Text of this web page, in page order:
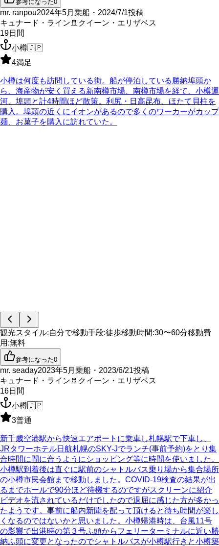
参考になった0
mr. ranpou2024年5月乗船・2024/7/1投稿
キュナード・ライン 🚢 クイーン・エリザベス
19日間
小樽🇯🇵
4満足
小樽は何度も訪問している街。船が停泊している勝納埠頭か
ら、海産物が安く買える新南樽市場、南樽市場を経て、小樽運
河、埠頭と計4時間ほど散策。利尻・日高昆布、ほたて貝柱を
購入。埠頭の近くにイオンがあるので多くのワーカーがカップ
麺、お菓子を購入に訪れていた。
観光スタイル:自分で移動手段:徒歩移動時間:30〜60分移動費
用 :無料
参考になった0
mr. seaday2023年5月乗船・2023/6/21投稿
キュナード・ライン 🚢 クイーン・エリザベス
16日間
小樽🇯🇵
3普通
新千歳空港駅から快速エアポートに乗車し札幌駅で下車し、
JRタワーホテル日航札幌のSKY-Jでランチ(事前予約)をとり集
合時間に間に合うようにショッピング等に時間を使いました。
小樽駅到着後は直ぐに駅前のシャトルバス乗り場から集合場所
の小樽市民会館まで移動しました。COVID-19検査の結果が出
るまでホールで90分ほど待機するのですがスクリーンに紹介
ビデオを流されているだけでしたので退屈に感じた方が多かっ
たようです。事前に船内新聞を配って頂けると待ち時間が楽し
くなるのではないかと思いました。小樽帰港時は、台風11号
の影響で出港時の第３号ふ頭からフェリーターミナルに近い勝
納ふ頭に変更となったのでシャトルバスが小樽駅行きと小樽築